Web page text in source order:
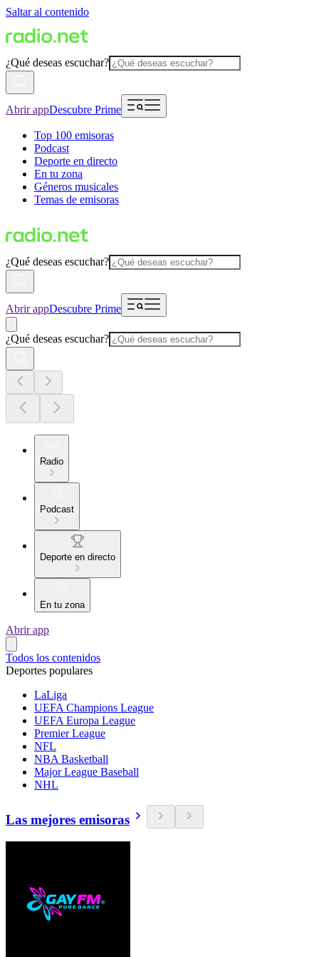
Saltar al contenido
¿Qué deseas escuchar?
Abrir appDescubre Prime
Top 100 emisoras
Podcast
Deporte en directo
En tu zona
Géneros musicales
Temas de emisoras
¿Qué deseas escuchar?
Abrir appDescubre Prime
¿Qué deseas escuchar?
Radio
Podcast
Deporte en directo
En tu zona
Abrir app
Todos los contenidos
Deportes populares
LaLiga
UEFA Champions League
UEFA Europa League
Premier League
NFL
NBA Basketball
Major League Baseball
NHL
Las mejores emisoras